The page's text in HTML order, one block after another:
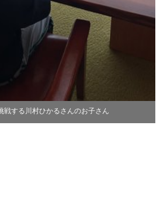
戦する川村ひかるさんのお子さん